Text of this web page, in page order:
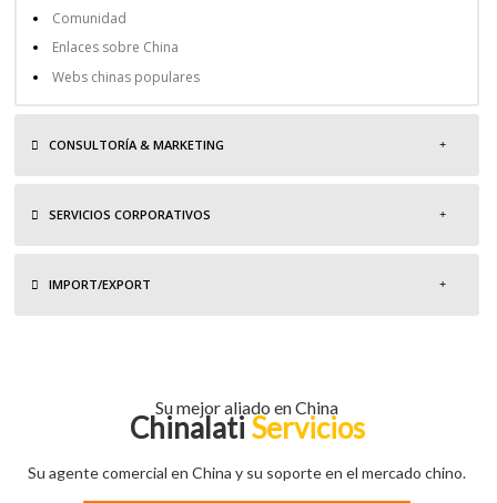
Comunidad
Enlaces sobre China
Webs chinas populares
CONSULTORÍA & MARKETING
SERVICIOS CORPORATIVOS
IMPORT/EXPORT
Su mejor aliado en China
Chinalati Servicios
Su agente comercial en China y su soporte en el mercado chino.